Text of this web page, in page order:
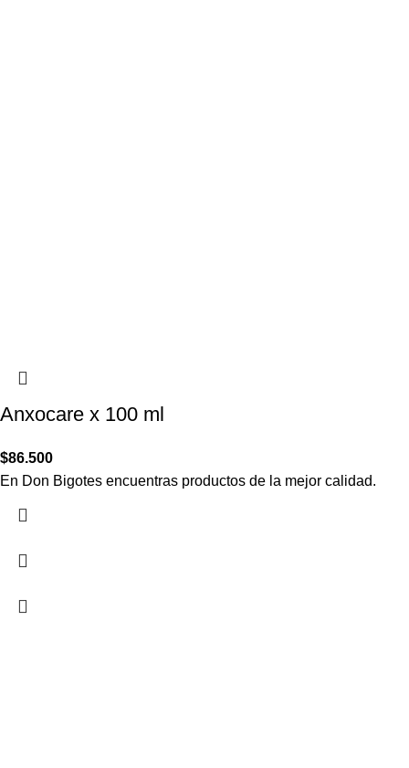
Anxocare x 100 ml
$86.500
En Don Bigotes encuentras productos de la mejor calidad.